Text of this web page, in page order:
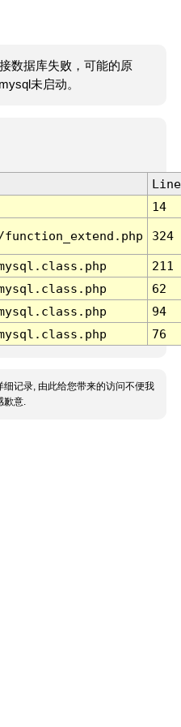
数据库失败，可能的原
未启动。
Line
14
324
211
62
94
76
细记录, 由此给您带来的访问不便我
歉意.